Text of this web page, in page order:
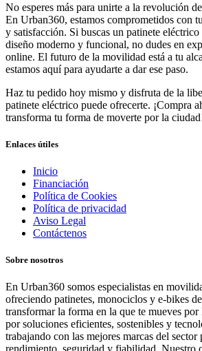
No esperes más para unirte a la revolución
En Urban360, estamos comprometidos con
y satisfacción. Si buscas un patinete
diseño moderno y funcional, no dudes en
online. El futuro de la movilidad está a tu
estamos aquí para ayudarte a dar ese paso.
Haz tu pedido hoy mismo y disfruta de la
patinete eléctrico puede ofrecerte. ¡Compra
transforma tu forma de moverte por la
Enlaces útiles
Inicio
Financiación
Política de Cookies
Política de privacidad
Aviso Legal
Contáctenos
Sobre nosotros
En Urban360 somos especialistas en
ofreciendo patinetes, monociclos y e-bikes
transformar la forma en la que te mueves
por soluciones eficientes, sostenibles y
trabajando con las mejores marcas del sector